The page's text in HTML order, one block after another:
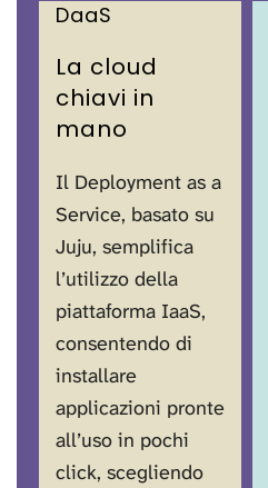
DaaS
La cloud
chiavi in
mano
Il Deployment as a
Service, basato su
Juju, semplifica
l’utilizzo della
piattaforma IaaS,
consentendo di
installare
applicazioni pronte
all’uso in pochi
click, scegliendo